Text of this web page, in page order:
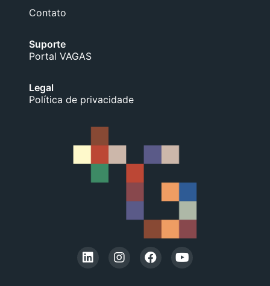
Contato
Suporte
Portal VAGAS
Legal
Política de privacidade